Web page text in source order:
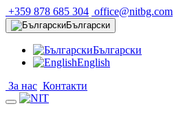
+359 878 685 304 office@nitbg.com
Български
Български
English
За нас Контакти